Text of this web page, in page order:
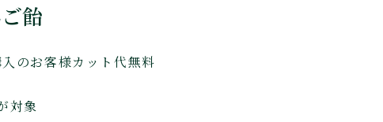
飴
のお客様カット代無料
対象